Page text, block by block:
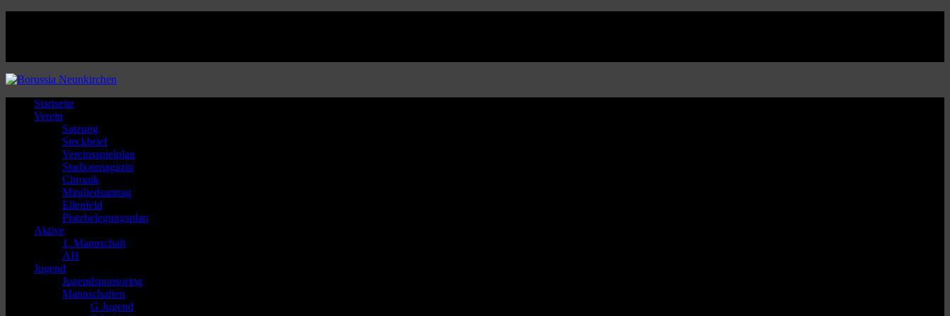
Startseite
Verein
Satzung
Steckbrief
Vereinsspielplan
Stadionmagazin
Chronik
Mitgliedsantrag
Ellenfeld
Platzbelegungsplan
Aktive
1. Mannschaft
AH
Jugend
Jugendsponsoring
Mannschaften
G Jugend